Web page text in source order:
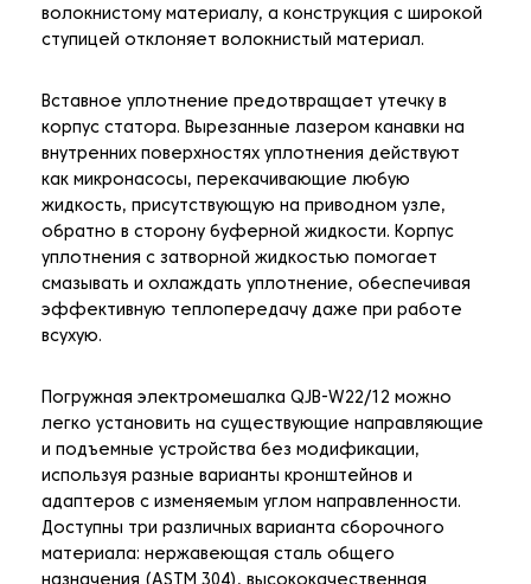
волокнистому материалу, а конструкция с широкой
ступицей отклоняет волокнистый материал.
Вставное уплотнение предотвращает утечку в
корпус статора. Вырезанные лазером канавки на
внутренних поверхностях уплотнения действуют
как микронасосы, перекачивающие любую
жидкость, присутствующую на приводном узле,
обратно в сторону буферной жидкости. Корпус
уплотнения с затворной жидкостью помогает
смазывать и охлаждать уплотнение, обеспечивая
эффективную теплопередачу даже при работе
всухую.
Погружная электромешалка QJB-W22/12 можно
легко установить на существующие направляющие
и подъемные устройства без модификации,
используя разные варианты кронштейнов и
адаптеров с изменяемым углом направленности.
Доступны три различных варианта сборочного
материала: нержавеющая сталь общего